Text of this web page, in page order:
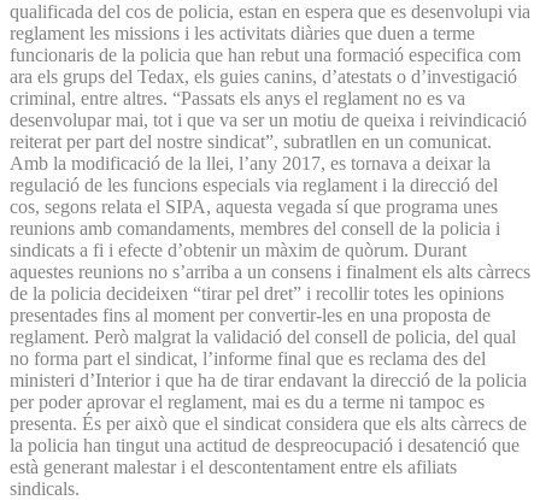
qualificada del cos de policia, estan en espera que es desenvolupi via
reglament les missions i les activitats diàries que duen a terme
funcionaris de la policia que han rebut una formació especifica com
ara els grups del Tedax, els guies canins, d’atestats o d’investigació
criminal, entre altres. “Passats els anys el reglament no es va
desenvolupar mai, tot i que va ser un motiu de queixa i reivindicació
reiterat per part del nostre sindicat”, subratllen en un comunicat.
Amb la modificació de la llei, l’any 2017, es tornava a deixar la
regulació de les funcions especials via reglament i la direcció del
cos, segons relata el SIPA, aquesta vegada sí que programa unes
reunions amb comandaments, membres del consell de la policia i
sindicats a fi i efecte d’obtenir un màxim de quòrum. Durant
aquestes reunions no s’arriba a un consens i finalment els alts càrrecs
de la policia decideixen “tirar pel dret” i recollir totes les opinions
presentades fins al moment per convertir-les en una proposta de
reglament. Però malgrat la validació del consell de policia, del qual
no forma part el sindicat, l’informe final que es reclama des del
ministeri d’Interior i que ha de tirar endavant la direcció de la policia
per poder aprovar el reglament, mai es du a terme ni tampoc es
presenta. És per això que el sindicat considera que els alts càrrecs de
la policia han tingut una actitud de despreocupació i desatenció que
està generant malestar i el descontentament entre els afiliats
sindicals.